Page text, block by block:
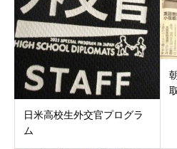
日米高校生外交官プログラ
ム